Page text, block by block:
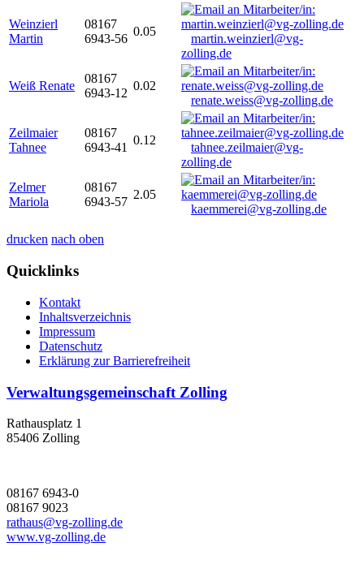
Weinzierl
Martin
08167
6943-56
0.05
martin.weinzierl@vg-
zolling.de
Weiß Renate
08167
6943-12
0.02
renate.weiss@vg-zolling.de
Zeilmaier
Tahnee
08167
6943-41
0.12
tahnee.zeilmaier@vg-
zolling.de
Zelmer
Mariola
08167
6943-57
2.05
kaemmerei@vg-zolling.de
drucken nach oben
Quicklinks
Kontakt
Inhaltsverzeichnis
Impressum
Datenschutz
Erklärung zur Barrierefreiheit
Verwaltungsgemeinschaft Zolling
Rathausplatz 1
85406 Zolling
08167 6943-0
08167 9023
rathaus@vg-zolling.de
www.vg-zolling.de